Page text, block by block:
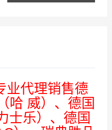
业代理销售德
哈 威）、德国
士乐）、德国